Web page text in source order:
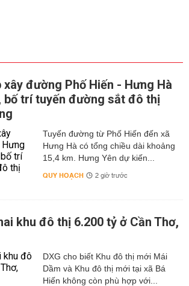
xây đường Phố Hiến - Hưng Hà
bố trí tuyến đường sắt đô thị
Tuyến đường từ Phố Hiến đến xã
Hưng Hà có tổng chiều dài khoảng
15,4 km. Hưng Yên dự kiến...
QUY HOẠCH 2 giờ trước
khu đô thị 6.200 tỷ ở Cần Thơ,
DXG cho biết Khu đô thị mới Mái
Dầm và Khu đô thị mới tại xã Bá
Hiến không còn phù hợp với...